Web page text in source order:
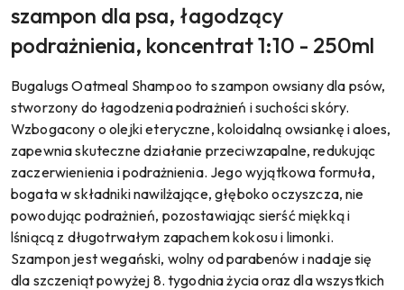
szampon dla psa, łagodzący
podrażnienia, koncentrat 1:10 - 250ml
Bugalugs Oatmeal Shampoo to szampon owsiany dla psów,
stworzony do łagodzenia podrażnień i suchości skóry.
Wzbogacony o olejki eteryczne, koloidalną owsiankę i aloes,
zapewnia skuteczne działanie przeciwzapalne, redukując
zaczerwienienia i podrażnienia. Jego wyjątkowa formuła,
bogata w składniki nawilżające, głęboko oczyszcza, nie
powodując podrażnień, pozostawiając sierść miękką i
lśniącą z długotrwałym zapachem kokosu i limonki.
Szampon jest wegański, wolny od parabenów i nadaje się
dla szczeniąt powyżej 8. tygodnia życia oraz dla wszystkich